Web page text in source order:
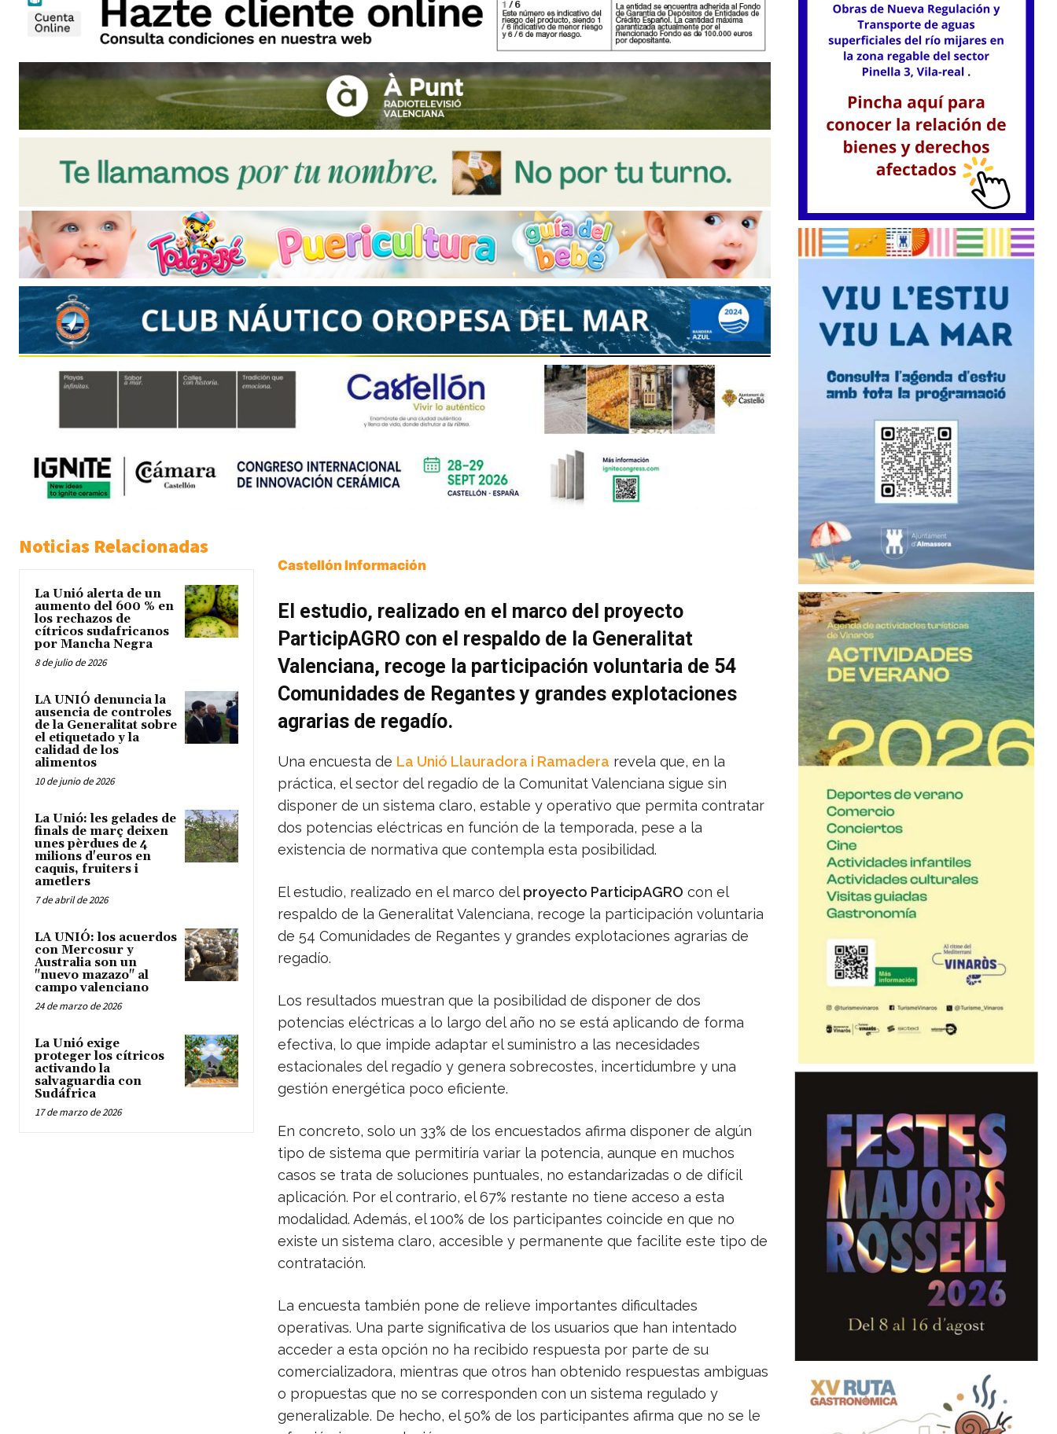
Noticias Relacionadas
La Unió alerta de un
aumento del 600 % en
los rechazos de
cítricos sudafricanos
por Mancha Negra
8 de julio de 2026
LA UNIÓ denuncia la
ausencia de controles
de la Generalitat sobre
el etiquetado y la
calidad de los
alimentos
10 de junio de 2026
La Unió: les gelades de
finals de març deixen
unes pèrdues de 4
milions d'euros en
caquis, fruiters i
ametlers
7 de abril de 2026
LA UNIÓ: los acuerdos
con Mercosur y
Australia son un
"nuevo mazazo" al
campo valenciano
24 de marzo de 2026
La Unió exige
proteger los cítricos
activando la
salvaguardia con
Sudáfrica
17 de marzo de 2026
Castellón Información
El estudio, realizado en el marco del proyecto
ParticipAGRO con el respaldo de la Generalitat
Valenciana, recoge la participación voluntaria de 54
Comunidades de Regantes y grandes explotaciones
agrarias de regadío.
Una encuesta de La Unió Llauradora i Ramadera revela que, en la
práctica, el sector del regadío de la Comunitat Valenciana sigue sin
disponer de un sistema claro, estable y operativo que permita contratar
dos potencias eléctricas en función de la temporada, pese a la
existencia de normativa que contempla esta posibilidad.
El estudio, realizado en el marco del proyecto ParticipAGRO con el
respaldo de la Generalitat Valenciana, recoge la participación voluntaria
de 54 Comunidades de Regantes y grandes explotaciones agrarias de
regadío.
Los resultados muestran que la posibilidad de disponer de dos
potencias eléctricas a lo largo del año no se está aplicando de forma
efectiva, lo que impide adaptar el suministro a las necesidades
estacionales del regadío y genera sobrecostes, incertidumbre y una
gestión energética poco eficiente.
En concreto, solo un 33% de los encuestados afirma disponer de algún
tipo de sistema que permitiría variar la potencia, aunque en muchos
casos se trata de soluciones puntuales, no estandarizadas o de difícil
aplicación. Por el contrario, el 67% restante no tiene acceso a esta
modalidad. Además, el 100% de los participantes coincide en que no
existe un sistema claro, accesible y permanente que facilite este tipo de
contratación.
La encuesta también pone de relieve importantes dificultades
operativas. Una parte significativa de los usuarios que han intentado
acceder a esta opción no ha recibido respuesta por parte de su
comercializadora, mientras que otros han obtenido respuestas ambiguas
o propuestas que no se corresponden con un sistema regulado y
generalizable. De hecho, el 50% de los participantes afirma que no se le